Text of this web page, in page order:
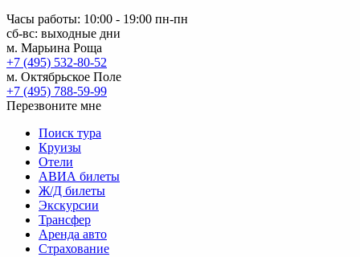
Часы работы: 10:00 - 19:00 пн-пн
сб-вс: выходные дни
м. Марьина Роща
+7 (495) 532-80-52
м. Октябрьское Поле
+7 (495) 788-59-99
Перезвоните мне
Поиск тура
Круизы
Отели
АВИА билеты
Ж/Д билеты
Экскурсии
Трансфер
Аренда авто
Страхование